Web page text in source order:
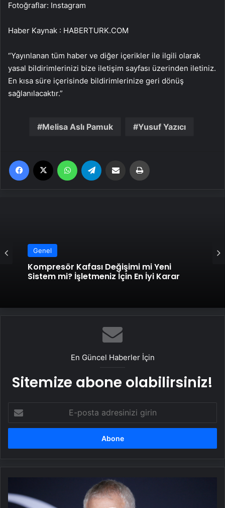
Fotoğraflar: Instagram
Haber Kaynak : HABERTURK.COM
“Yayınlanan tüm haber ve diğer içerikler ile ilgili olarak
yasal bildirimlerinizi bize iletişim sayfası üzerinden iletiniz.
En kısa süre içerisinde bildirimlerinize geri dönüş
sağlanılacaktır.”
Melisa Aslı Pamuk Yusuf Yazıcı
Facebook WhatsApp Email'den paylaş
Genel
Kompresör Kafası Değişimi mi Yeni
Sistem mi? İşletmeniz İçin En İyi Karar
En Güncel Haberler İçin
Sitemize abone olabilirsiniz!
posta
adresinizi
Foley
hayatını